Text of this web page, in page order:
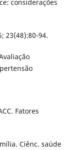
considerações
23(48):80-94.
Fatores
Ciênc. saúde